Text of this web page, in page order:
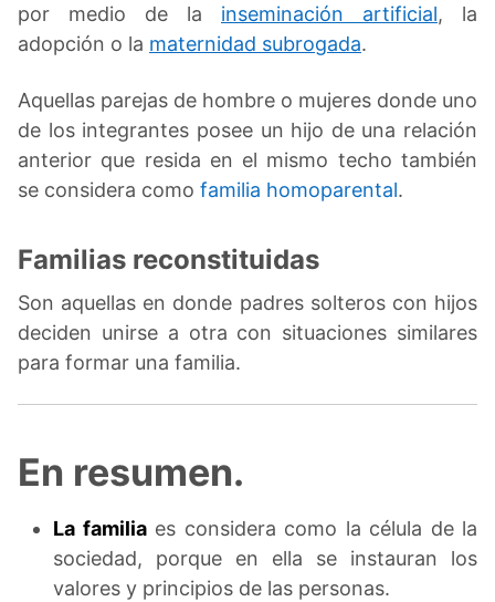
por medio de la inseminación artificial, la
adopción o la maternidad subrogada.
Aquellas parejas de hombre o mujeres donde uno
de los integrantes posee un hijo de una relación
anterior que resida en el mismo techo también
se considera como familia homoparental.
Familias reconstituidas
Son aquellas en donde padres solteros con hijos
deciden unirse a otra con situaciones similares
para formar una familia.
En resumen.
La familiaes considera como la célula de la
sociedad, porque en ella se instauran los
valores y principios de las personas.